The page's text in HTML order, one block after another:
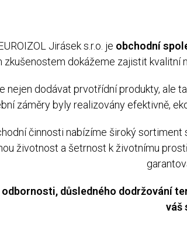
Jirásek s.r.o. je obchodní
zkušenostem dokážeme zajistit kvalitní
nejen dodávat prvotřídní produkty, ale
záměry byly realizovány efektivně,
činnosti nabízíme široký
životnost a šetrnost k životnímu
důsledného dodržování
váš